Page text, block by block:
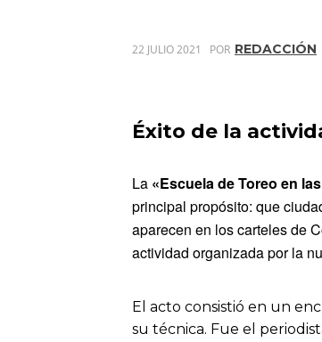
22 JULIO 2021 POR REDACCIÓN
Éxito de la
La «Escuela de Toreo en
principal propósito: que
aparecen en los carteles de
actividad organizada por la
El acto consistió en un
su técnica. Fue el